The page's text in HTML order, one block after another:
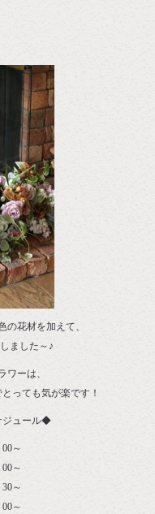
の花材を加えて、
ました～♪
ワーは、
っても気が楽です！
ジュール◆
～
～
～
～